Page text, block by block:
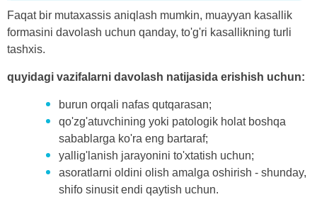
Faqat bir mutaxassis aniqlash mumkin, muayyan kasallik
formasini davolash uchun qanday, to'g'ri kasallikning turli
tashxis.
quyidagi vazifalarni davolash natijasida erishish uchun:
burun orqali nafas qutqarasan;
qo'zg'atuvchining yoki patologik holat boshqa
sabablarga ko'ra eng bartaraf;
yallig'lanish jarayonini to'xtatish uchun;
asoratlarni oldini olish amalga oshirish - shunday,
shifo sinusit endi qaytish uchun.